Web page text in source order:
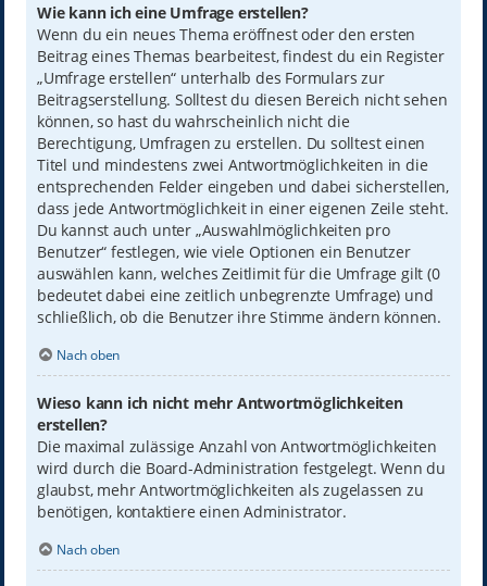
Wie kann ich eine Umfrage erstellen?
Wenn du ein neues Thema eröffnest oder den ersten
Beitrag eines Themas bearbeitest, findest du ein Register
„Umfrage erstellen“ unterhalb des Formulars zur
Beitragserstellung. Solltest du diesen Bereich nicht sehen
können, so hast du wahrscheinlich nicht die
Berechtigung, Umfragen zu erstellen. Du solltest einen
Titel und mindestens zwei Antwortmöglichkeiten in die
entsprechenden Felder eingeben und dabei sicherstellen,
dass jede Antwortmöglichkeit in einer eigenen Zeile steht.
Du kannst auch unter „Auswahlmöglichkeiten pro
Benutzer“ festlegen, wie viele Optionen ein Benutzer
auswählen kann, welches Zeitlimit für die Umfrage gilt (0
bedeutet dabei eine zeitlich unbegrenzte Umfrage) und
schließlich, ob die Benutzer ihre Stimme ändern können.
Nach oben
Wieso kann ich nicht mehr Antwortmöglichkeiten
erstellen?
Die maximal zulässige Anzahl von Antwortmöglichkeiten
wird durch die Board-Administration festgelegt. Wenn du
glaubst, mehr Antwortmöglichkeiten als zugelassen zu
benötigen, kontaktiere einen Administrator.
Nach oben